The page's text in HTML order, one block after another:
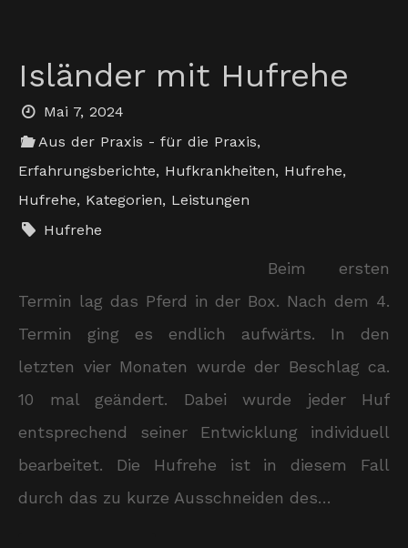
Isländer mit Hufrehe
Mai 7, 2024
Aus der Praxis - für die Praxis,
Erfahrungsberichte, Hufkrankheiten, Hufrehe,
Hufrehe, Kategorien, Leistungen
Hufrehe
Beim ersten
Termin lag das Pferd in der Box. Nach dem 4.
Termin ging es endlich aufwärts. In den
letzten vier Monaten wurde der Beschlag ca.
10 mal geändert. Dabei wurde jeder Huf
entsprechend seiner Entwicklung individuell
bearbeitet. Die Hufrehe ist in diesem Fall
durch das zu kurze Ausschneiden des…